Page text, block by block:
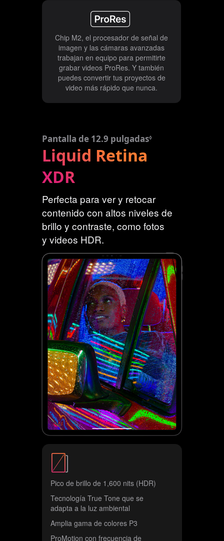
o
s
a
v
i
s
o
e
g
e
s
Chip M2, el procesador de señal de
imagen y las cámaras avanzadas
trabajan en equipo para permitirte
grabar videos ProRes. Y también
puedes convertir tus proyectos de
video más rápido que nunca.
Pantalla de 12.9 pulgadas◊
l
a
r
o
s
a
v
i
s
o
s
l
e
g
a
l
e
s
Liquid Retina
XDR
Perfecta para ver y retocar
contenido con altos niveles de
brillo y contraste, como fotos
y videos HDR.
Pico de brillo de 1,600 nits (HDR)
Tecnología True Tone que se
adapta a la luz ambiental
Amplia gama de colores P3
ProMotion con frecuencia de